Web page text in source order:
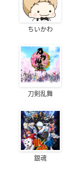
ちいかわ
刀剣乱舞
銀魂